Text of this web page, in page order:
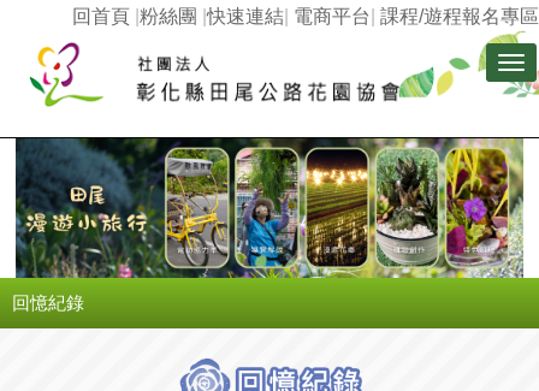
課程/遊程報名專區
電商平台
快速連結
粉絲團 |
回首頁
回憶紀錄